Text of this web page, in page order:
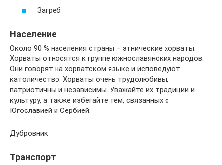
Загреб
Население
Около 90 % населения страны – этнические хорваты.
Хорваты относятся к группе южнославянских народов.
Они говорят на хорватском языке и исповедуют
католичество. Хорваты очень трудолюбивы,
патриотичны и независимы. Уважайте их традиции и
культуру, а также избегайте тем, связанных с
Югославией и Сербией.
Дубровник
Транспорт